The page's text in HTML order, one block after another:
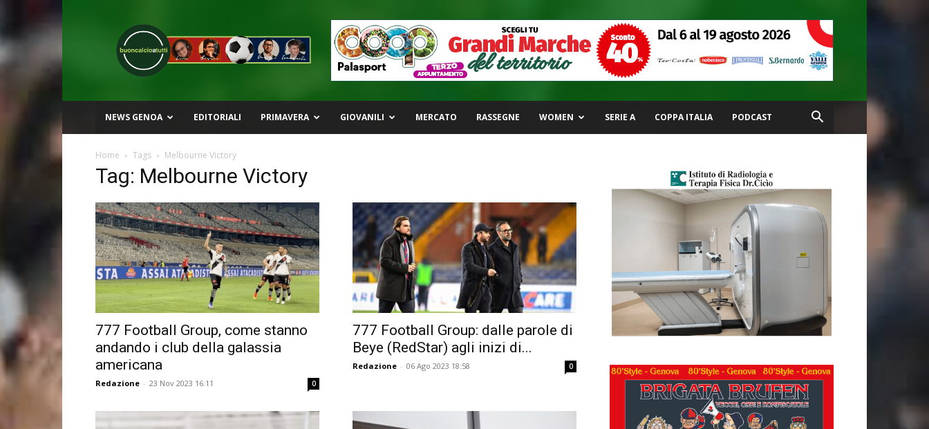
Buon
Calcio
a
Tutti
NEWS GENOA EDITORIALI PRIMAVERA GIOVANILI MERCATO RASSEGNE WOMEN SERIE A COPPA ITALIA PODCAST
Home Tags Melbourne Victory
Tag: Melbourne Victory
777 Football Group, come stanno
andando i club della galassia
americana
Redazione - 23 Nov 2023 16:11 0
777 Football Group: dalle parole di
Beye (RedStar) agli inizi di...
Redazione - 06 Ago 2023 18:58 0